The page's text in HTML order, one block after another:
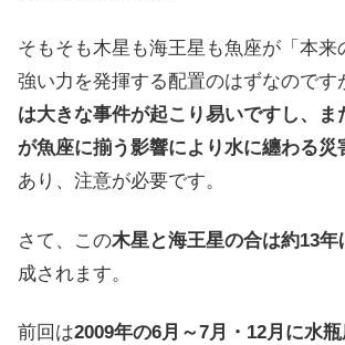
そもそも木星も海王星も魚座が「本来
強い力を発揮する配置のはずなのです
は大きな事件が起こり易いですし、ま
が魚座に揃う影響により水に纏わる災
あり、注意が必要です。
さて、この木星と海王星の合は約13年
成されます。
前回は2009年の6月～7月・12月に水